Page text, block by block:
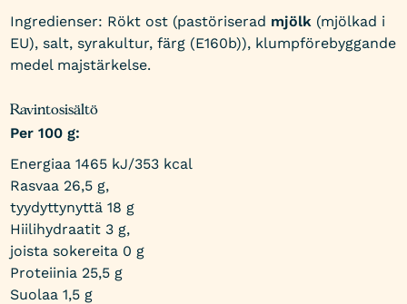
Ingredienser: Rökt ost (pastöriserad mjölk (mjölkad i
EU), salt, syrakultur, färg (E160b)), klumpförebyggande
medel majstärkelse.
Ravintosisältö
Per 100 g:
Energiaa 1465 kJ/353 kcal
Rasvaa 26,5 g,
tyydyttynyttä 18 g
Hiilihydraatit 3 g,
joista sokereita 0 g
Proteiinia 25,5 g
Suolaa 1,5 g